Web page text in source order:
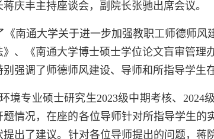
庆丰主持座谈会，副院长张驰出席会议。
《南通大学关于进一步加强教职工师德师风
、
《南通大学博士硕士学位论文盲审管理
强调了师德师风建设、导师和所指导学生
境专业硕士研究生2023级中期考核、 2024
题情况，在座的各位导师针对所指导学生
提出了建议。针对各位导师提出的问题，蒋